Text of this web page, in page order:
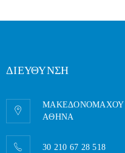
ΔΙΕΥΘΥΝΣΗ
ΜΑΚΕΔΟΝΟΜΑΧΟΥ
AΘΗΝΑ
30 210 67 28 518